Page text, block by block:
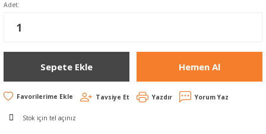
Adet:
Sepete Ekle Hemen Al
Tavsiye Et Yazdır Yorum Yaz
Stok için tel açınız